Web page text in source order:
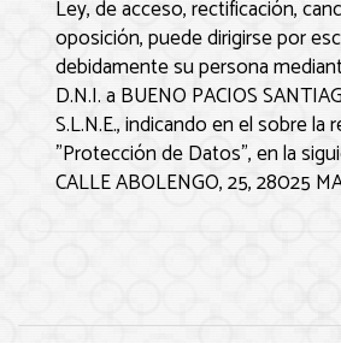
Ley, de acceso, rectificación,
oposición, puede dirigirse por
debidamente su persona
D.N.I. aBUENO PACIOS
S.L.N.E., indicando en el sobre la
"Protección de Datos", en la
CALLE ABOLENGO, 25,28025